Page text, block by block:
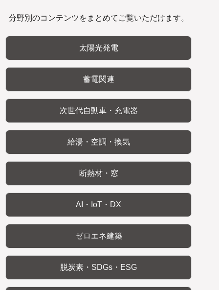
分野別のコンテンツをまとめてご覧いただけます。
太陽光発電
蓄電関連
次世代自動車・充電器
給湯・空調・換気
断熱材・窓
AI・IoT・DX
ゼロエネ建築
脱炭素・SDGs・ESG